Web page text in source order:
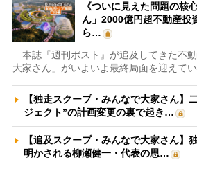
《ついに見えた問題の核
ん」2000億円超不動産投
ら…
本誌『週刊ポスト』が追及してきた不
大家さん」がいよいよ最終局面を迎えて
【独走スクープ・みんなで大家さん】
ジェクト”の計画変更の裏で起き…
【追及スクープ・みんなで大家さん】
明かされる柳瀬健一・代表の思…